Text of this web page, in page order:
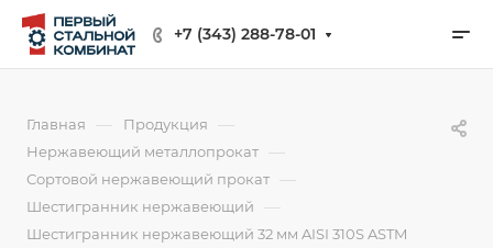
+7 (343) 288-78-01
Главная — Продукция —
Нержавеющий металлопрокат —
Сортовой нержавеющий прокат —
Шестигранник нержавеющий —
Шестигранник нержавеющий 32 мм AISI 310S ASTM